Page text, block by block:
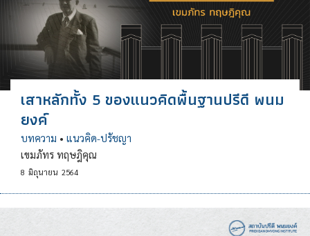
เสาหลักทั้ง 5 ของแนวคิดพื้นฐานปรีดี พนม
ยงค์
บทความ • แนวคิด-ปรัชญา
เขมภัทร ทฤษฎิคุณ
8 มิถุนายน 2564